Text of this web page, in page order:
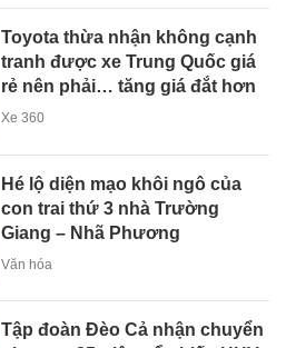
Toyota thừa nhận không cạnh
tranh được xe Trung Quốc giá
rẻ nên phải… tăng giá đắt hơn
Xe 360
Hé lộ diện mạo khôi ngô của
con trai thứ 3 nhà Trường
Giang – Nhã Phương
Văn hóa
Tập đoàn Đèo Cả nhận chuyển